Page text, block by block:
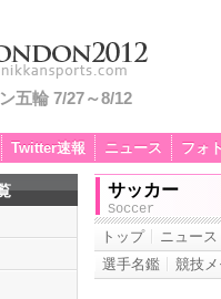
五輪 7/27～8/12
Twitter速報 ニュース フォト
サッカー
Soccer
トップ ニュース
選手名鑑
競技メ